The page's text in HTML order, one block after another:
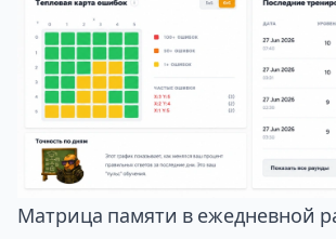
Матрица памяти в ежедневной